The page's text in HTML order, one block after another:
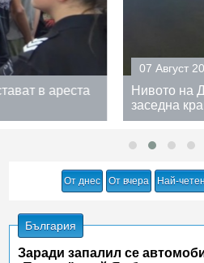
07 Август 2026 | 15:31
Нивото на Дунав падна под
заседна край Белене
От днес От вчера Най-
България
Заради запалил се